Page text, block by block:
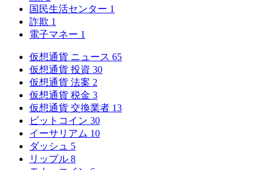
国民生活センター 1
詐欺 1
電子マネー 1
仮想通貨 ニュース 65
仮想通貨 投資 30
仮想通貨 法案 2
仮想通貨 税金 3
仮想通貨 交換業者 13
ビットコイン 30
イーサリアム 10
ダッシュ 5
リップル 8